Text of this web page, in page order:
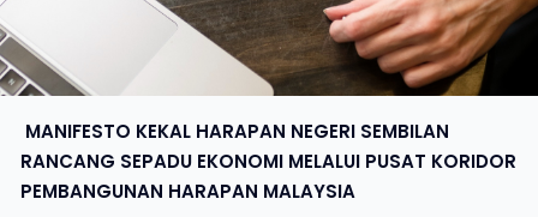
​ MANIFESTO KEKAL HARAPAN NEGERI SEMBILAN
RANCANG SEPADU EKONOMI MELALUI PUSAT KORIDOR
PEMBANGUNAN HARAPAN MALAYSIA